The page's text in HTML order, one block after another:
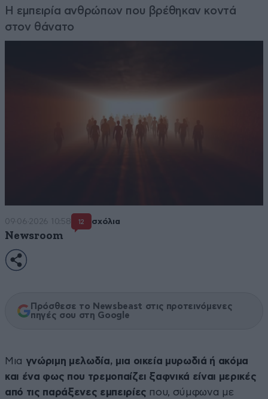
Η εμπειρία ανθρώπων που βρέθηκαν κοντά
στον θάνατο
09·06·2026 10:58 12 σχόλια
Newsroom
Πρόσθεσε το Newsbeast στις προτεινόμενες
πηγές σου στη Google
Μια γνώριμη μελωδία, μια οικεία μυρωδιά ή ακόμα
και ένα φως που τρεμοπαίζει ξαφνικά είναι μερικές
από τις παράξενες εμπειρίες που, σύμφωνα με